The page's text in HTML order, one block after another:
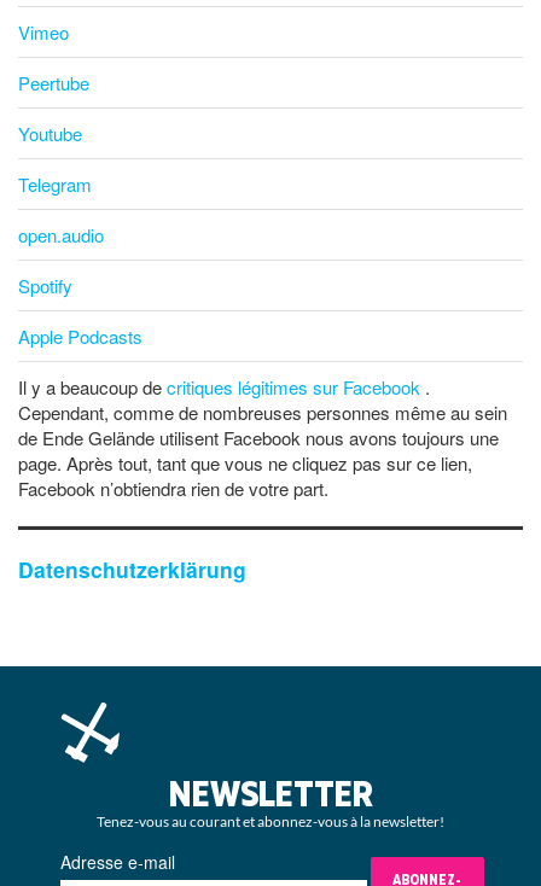
Vimeo
Peertube
Youtube
Telegram
open.audio
Spotify
Apple Podcasts
Il y a beaucoup decritiques légitimes sur Facebook .
Cependant, comme de nombreuses personnes même au sein
de Ende Gelände utilisent Facebook nous avons toujours une
page. Après tout, tant que vous ne cliquez pas sur ce lien,
Facebook n’obtiendra rien de votre part.
Datenschutzerklärung
NEWSLETTER
Tenez-vous au courant et abonnez-vous à la newsletter!
Adresse e-mail
ABONNEZ-